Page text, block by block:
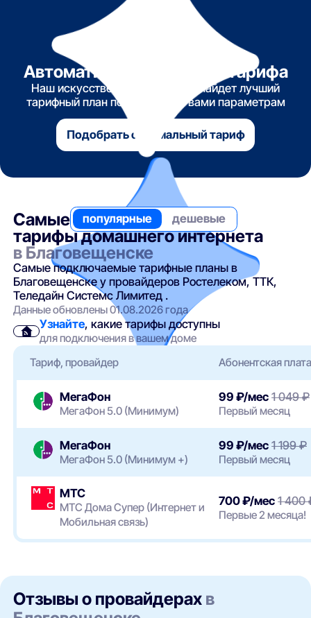
Автоматический подбор тарифа
Наш искусственный интеллект найдет лучший
тарифный план по указанным вами параметрам
Подобрать оптимальный тариф
Самые популярные дешевые
тарифы домашнего интернета
в Благовещенске
Самые подключаемые тарифные планы в
Благовещенске у провайдеров Ростелеком, ТТК,
Теледайн Системс Лимитед .
Данные обновлены 01.08.2026 года
Узнайте, какие тарифы доступны
для подключения в вашем доме
Тариф, провайдер
Абонентская
МегаФон
МегаФон 5.0 (Минимум)
99 ₽/мес 1 049 ₽
Первый месяц
МегаФон
МегаФон 5.0 (Минимум +)
99 ₽/мес 1 199 ₽
Первый месяц
МТС
МТС Дома Супер (Интернет и
Мобильная связь)
700 ₽/мес 1 400
Первые 2 месяца!
Отзывы о провайдерах в